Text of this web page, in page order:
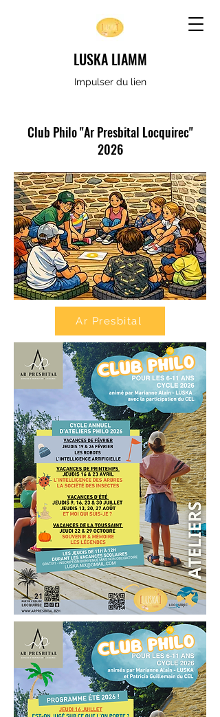
LUSKA LIAMM
Impulser du lien
Club Philo "Ar Presbital Locquirec"
2026
Ar Presbital